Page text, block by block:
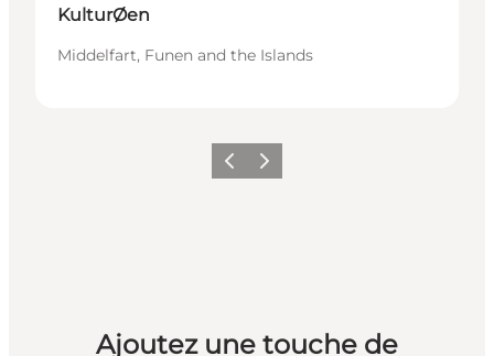
KulturØen
Middelfart, Funen and the Islands
PrécédentSuivant
Ajoutez une touche de